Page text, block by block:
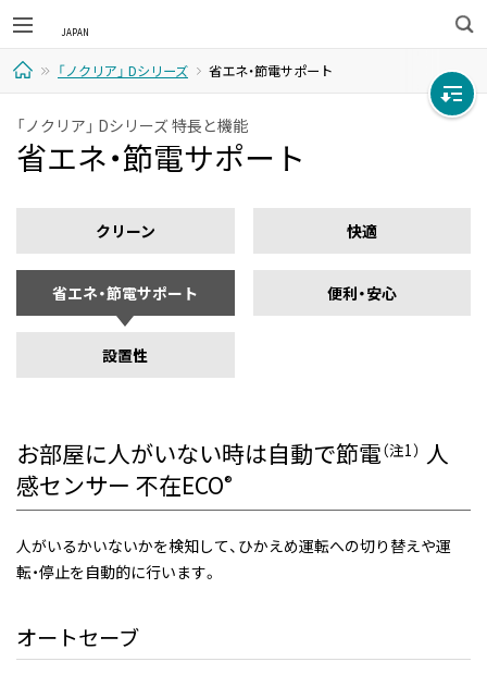
検
索
ー
「ノクリア」 Dシリーズ 省エネ・節電サポート
「ノクリア」 Dシリーズ 特長と機能
省エネ・節電サポート
クリーン 快適
省エネ・節電サポート 便利・安心
設置性
お部屋に人がいない時は自動で節電（注1） 人
感センサー 不在ECO®
人がいるかいないかを検知して、ひかえめ運転への切り替えや運
転・停止を自動的に行います。
オートセーブ